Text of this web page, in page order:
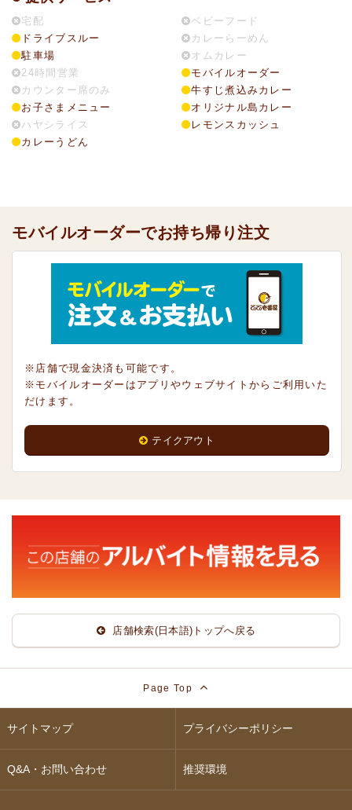
宅配
ドライブスルー
駐車場
24時間営業
カウンター席のみ
お子さまメニュー
ハヤシライス
カレーうどん
ベビーフード
カレーらーめん
オムカレー
モバイルオーダー
牛すじ煮込みカレー
オリジナル島カレー
レモンスカッシュ
モバイルオーダーでお持ち帰り注文
※店舗で現金決済も可能です。
※モバイルオーダーはアプリやウェブサイトからご利用いた
だけます。
テイクアウト
店舗検索(日本語)トップへ戻る
Page Top
サイトマップ プライバシーポリシー
Q&A・お問い合わせ 推奨環境